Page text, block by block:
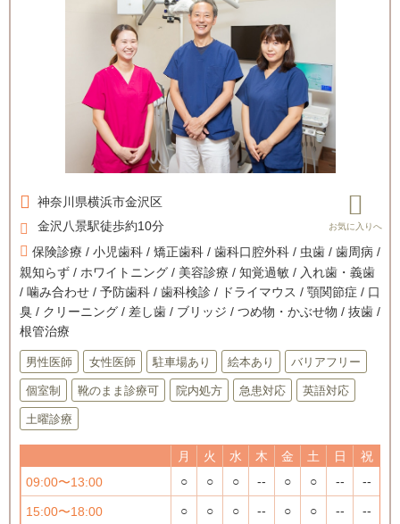
神奈川県横浜市金沢区
金沢八景駅徒歩約10分
保険診療 / 小児歯科 / 矯正歯科 / 歯科口腔外科 / 虫歯 / 歯周病 /
親知らず / ホワイトニング / 美容診療 / 知覚過敏 / 入れ歯・義歯
/ 噛み合わせ / 予防歯科 / 歯科検診 / ドライマウス / 顎関節症 / 口
臭 / クリーニング / 差し歯 / ブリッジ / つめ物・かぶせ物 / 抜歯 /
根管治療
男性医師 女性医師 駐車場あり 絵本あり バリアフリー
個室制 靴のまま診療可 院内処方 急患対応 英語対応
土曜診療
月 火 水 木 金 土 日
祝
09:00〜13:00
○ ○ ○ -- ○ ○ -- --
15:00〜18:00 ○ ○ ○ -- ○ ○ -- --